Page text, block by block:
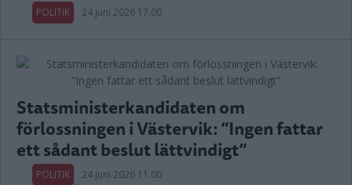
POLITIK 24 juni 2026 17.00
Statsministerkandidaten om
förlossningen i Västervik: ”Ingen fattar
ett sådant beslut lättvindigt”
POLITIK 24 juni 2026 11.00